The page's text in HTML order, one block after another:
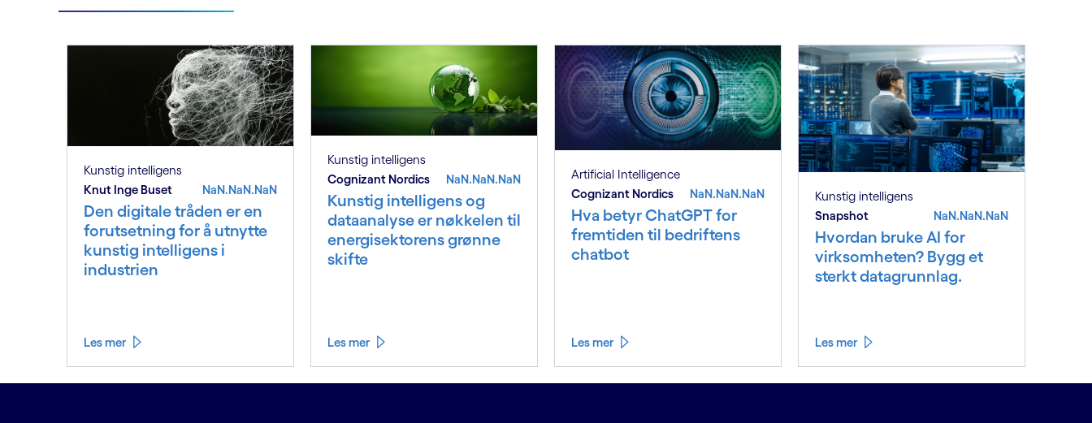
Kunstig intelligens
Knut Inge Buset
NaN.NaN.NaN
Den digitale tråden er en
forutsetning for å utnytte
kunstig intelligens i
industrien
Les mer
Kunstig intelligens
Cognizant Nordics
NaN.NaN.NaN
Kunstig intelligens og
dataanalyse er nøkkelen til
energisektorens grønne
skifte
Les mer
Artificial Intelligence
Cognizant Nordics
NaN.NaN.NaN
Hva betyr ChatGPT for
fremtiden til bedriftens
chatbot
Les mer
Kunstig intelligens
Snapshot
NaN.NaN.NaN
Hvordan bruke AI for
virksomheten? Bygg et
sterkt datagrunnlag.
Les mer